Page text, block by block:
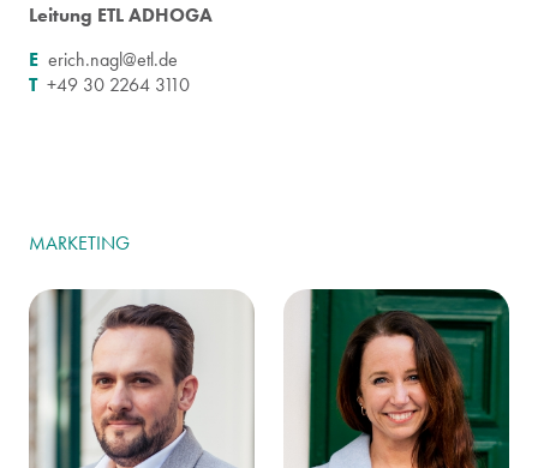
Leitung ETL ADHOGA
E erich.nagl@etl.de
T +49 30 2264 3110
MARKETING